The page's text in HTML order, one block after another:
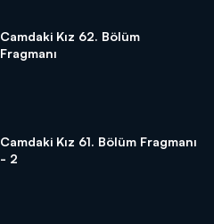
Camdaki Kız 62. Bölüm
Fragmanı
Camdaki Kız 61. Bölüm Fragmanı
- 2